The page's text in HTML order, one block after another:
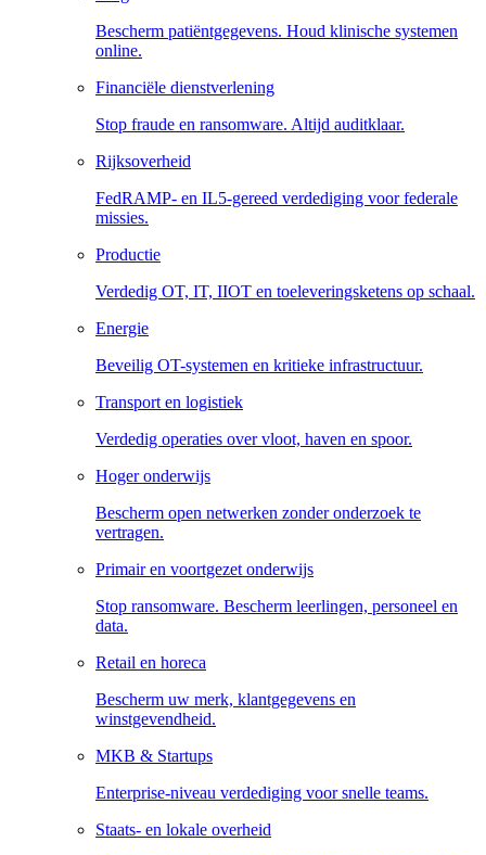
Bescherm patiëntgegevens. Houd klinische systemen
online.
Financiële dienstverlening
Stop fraude en ransomware. Altijd auditklaar.
Rijksoverheid
FedRAMP- en IL5-gereed verdediging voor federale
missies.
Productie
Verdedig OT, IT, IIOT en toeleveringsketens op schaal.
Energie
Beveilig OT-systemen en kritieke infrastructuur.
Transport en logistiek
Verdedig operaties over vloot, haven en spoor.
Hoger onderwijs
Bescherm open netwerken zonder onderzoek te
vertragen.
Primair en voortgezet onderwijs
Stop ransomware. Bescherm leerlingen, personeel en
data.
Retail en horeca
Bescherm uw merk, klantgegevens en
winstgevendheid.
MKB & Startups
Enterprise-niveau verdediging voor snelle teams.
Staats- en lokale overheid